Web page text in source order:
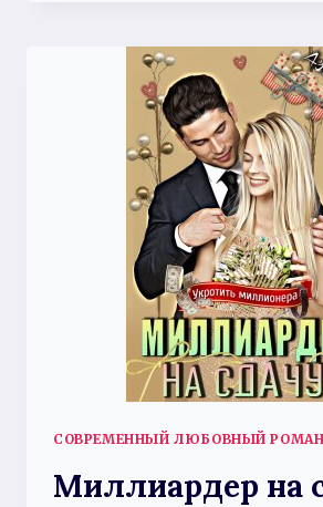
СОВРЕМЕННЫЙ ЛЮБОВНЫЙ РОМАН
Миллиардер на